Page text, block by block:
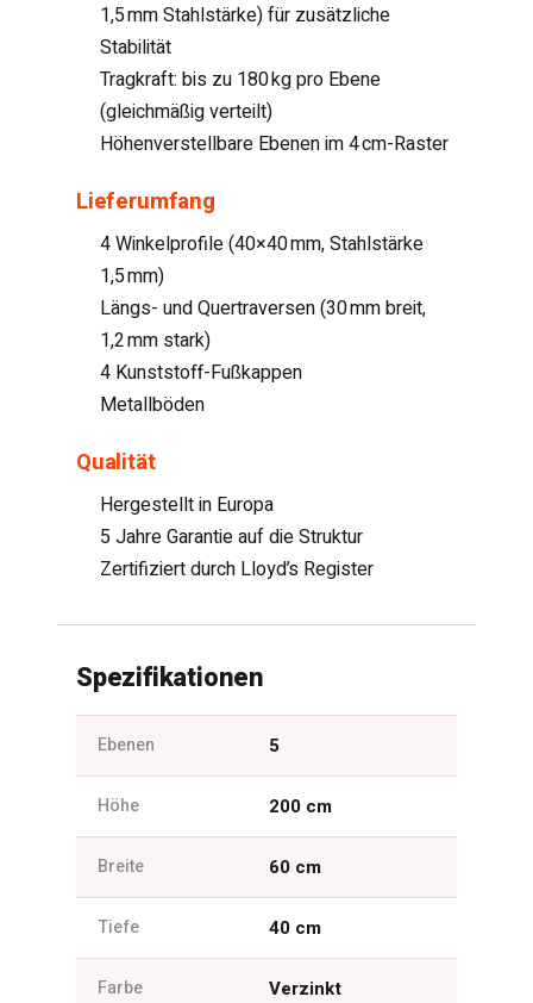
1,5 mm Stahlstärke) für zusätzliche
Stabilität
Tragkraft: bis zu 180 kg pro Ebene
(gleichmäßig verteilt)
Höhenverstellbare Ebenen im 4 cm-Raster
Lieferumfang
4 Winkelprofile (40×40 mm, Stahlstärke
1,5 mm)
Längs- und Quertraversen (30 mm breit,
1,2 mm stark)
4 Kunststoff-Fußkappen
Metallböden
Qualität
Hergestellt in Europa
5 Jahre Garantie auf die Struktur
Zertifiziert durch Lloyd’s Register
Spezifikationen
Ebenen 5
Höhe 200 cm
Breite 60 cm
Tiefe 40 cm
Farbe Verzinkt